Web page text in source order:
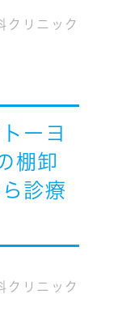
クリニック
ーヨ
棚卸
診療
クリニック